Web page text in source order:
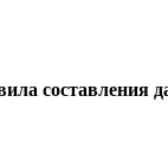
составления